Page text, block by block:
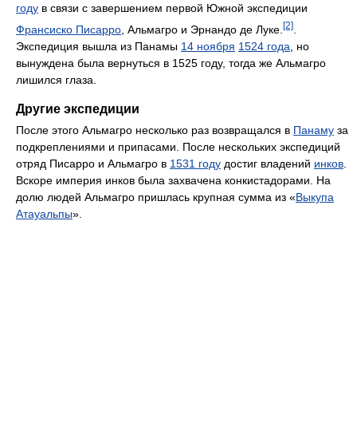
году в связи с завершением первой Южной экспедиции
Франсиско Писарро , Альмагро и Эрнандо де Луке. [2]
Экспедиция вышла из Панамы 14 ноября 1524 года , но
вынуждена была вернуться в 1525 году, тогда же Альмагро
лишился глаза.
Другие экспедиции
После этого Альмагро несколько раз возвращался в Панаму за
подкреплениями и припасами. После нескольких экспедиций
отряд Писарро и Альмагро в 1531 году достиг владений инков
Вскоре империя инков была захвачена конкистадорами. На
долю людей Альмагро пришлась крупная сумма из «Выкупа
Атауальпы».